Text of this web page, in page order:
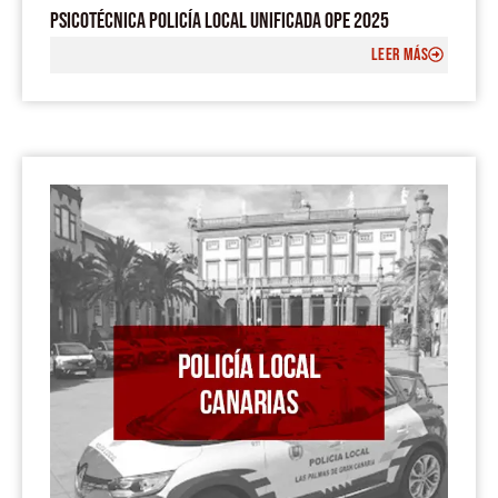
PSICOTÉCNICA POLICÍA LOCAL UNIFICADA OPE 2025
LEER MÁS